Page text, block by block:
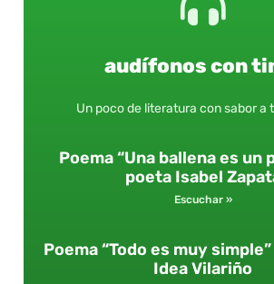
audífonos con
Un poco de literatura con sabor a
Poema “Una ballena es un
poeta Isabel
Escuchar »
Poema “Todo es muy
Idea Vilariño